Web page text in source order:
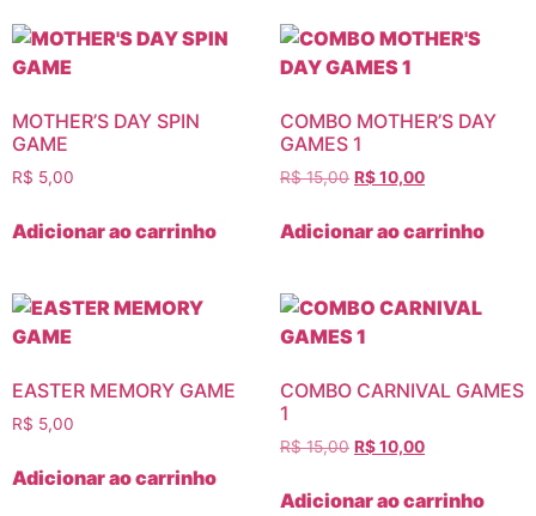
MOTHER’S DAY SPIN
GAME
R$ 5,00
Adicionar ao carrinho
COMBO MOTHER’S DAY
GAMES 1
R$15,00 R$10,00
Adicionar ao carrinho
EASTER MEMORY GAME
R$ 5,00
Adicionar ao carrinho
COMBO CARNIVAL GAMES
1
R$15,00 R$10,00
Adicionar ao carrinho